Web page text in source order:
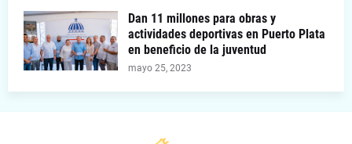
Dan 11 millones para obras y
actividades deportivas en Puerto Plata
en beneficio de la juventud
mayo 25, 2023